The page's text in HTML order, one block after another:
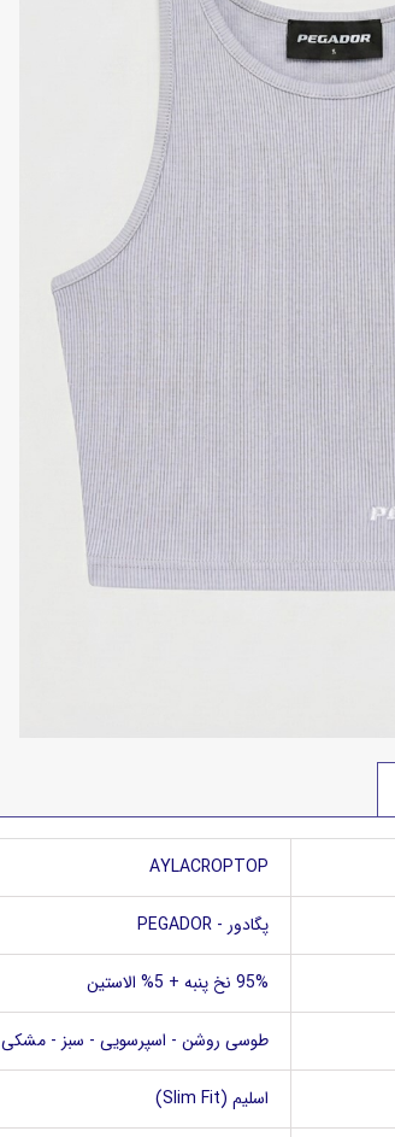
AYLACROPTOP
پگادور - PEGADOR
95% نخ پنبه + 5% الاستین
طوسی روشن - اسپرسویی - سبز - مشکی
اسلیم (Slim Fit)